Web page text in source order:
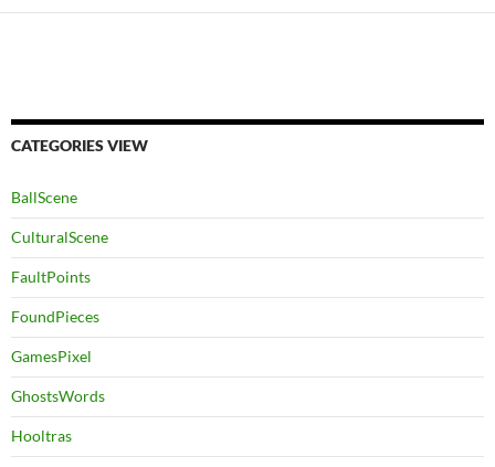
CATEGORIES VIEW
BallScene
CulturalScene
FaultPoints
FoundPieces
GamesPixel
GhostsWords
Hooltras